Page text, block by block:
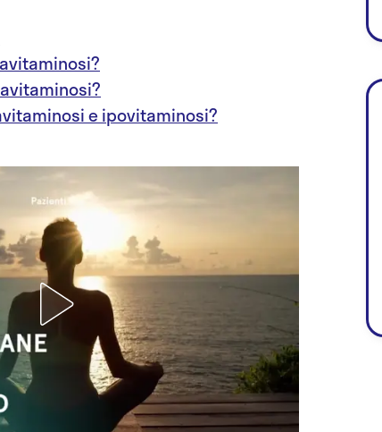
e ipovitaminosi?